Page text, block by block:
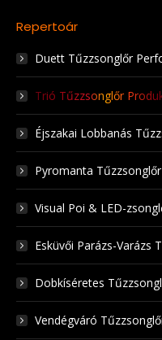
Repertoár
Duett Tűzzsonglőr
Trió Tűzzsonglőr
Éjszakai Lobbanás
Pyromanta
Visual Poi & LED-
Esküvői Parázs-Varázs
Dobkíséretes
Vendégváró